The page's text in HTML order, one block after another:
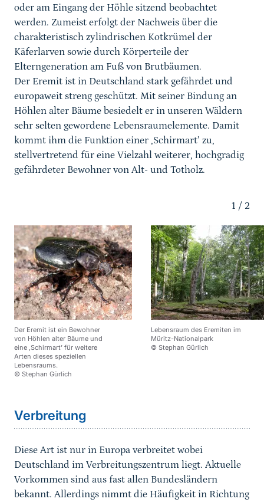
Programme und Projekte
Literaturhinweise
Autor*in
Weiterführende Downloads
oder am Eingang der Höhle sitzend beobachtet
werden. Zumeist erfolgt der Nachweis über die
charakteristisch zylindrischen Kotkrümel der
Käferlarven sowie durch Körperteile der
Elterngeneration am Fuß von Brutbäumen.
Der Eremit ist in Deutschland stark gefährdet und
europaweit streng geschützt. Mit seiner Bindung an
Höhlen alter Bäume besiedelt er in unseren Wäldern
sehr selten gewordene Lebensraumelemente. Damit
kommt ihm die Funktion einer ‚Schirmart’ zu,
stellvertretend für eine Vielzahl weiterer, hochgradig
gefährdeter Bewohner von Alt- und Totholz.
Karussell Start
1 / 2
Der Eremit ist ein Bewohner
von Höhlen alter Bäume und
eine ‚Schirmart’ für weitere
Arten dieses speziellen
Lebensraums.
© Stephan Gürlich
Lebensraum des Eremiten im
Müritz-Nationalpark
© Stephan Gürlich
Sprungmarke
Verbreitung
Diese Art ist nur in Europa verbreitet wobei
Deutschland im Verbreitungszentrum liegt. Aktuelle
Vorkommen sind aus fast allen Bundesländern
bekannt. Allerdings nimmt die Häufigkeit in Richtung